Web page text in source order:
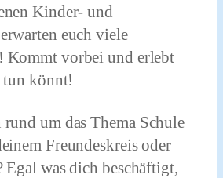
Kinder- und
euch viele
vorbei und erlebt
tun könnt!
um das Thema Schule
Freundeskreis oder
Egal was dich beschäftigt,